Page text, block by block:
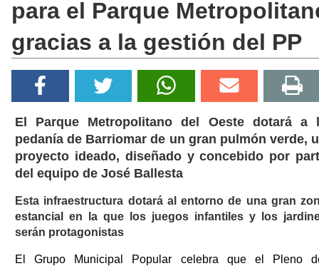
para el Parque
gracias a la gestión del PP
El Parque Metropolitano del Oeste dotará a
pedanía de Barriomar de un gran pulmón verde,
proyecto ideado, diseñado y concebido por
del equipo de José Ballesta
Esta infraestructura dotará al entorno de una gran
estancial en la que los juegos infantiles y los
serán protagonistas
El Grupo Municipal Popular celebra que el Pleno